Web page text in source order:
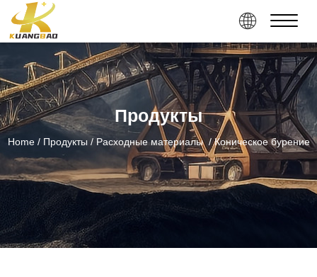
Продукты
Home / Продукты / Расходные материалы / Коническое бурение